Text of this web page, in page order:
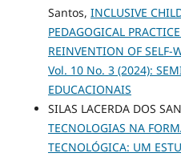
Santos, INCLUSIVE
PEDAGOGICAL
REINVENTION OF SELF-
Vol. 10 No. 3 (2024):
EDUCACIONAIS
SILAS LACERDA DOS
TECNOLOGIAS NA
TECNOLÓGICA: UM